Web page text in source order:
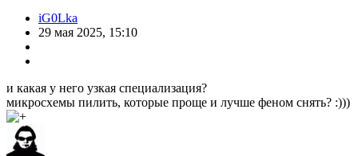
iG0Lka
29 мая 2025, 15:10
и какая у него узкая специализация?
микросхемы пилить, которые проще и лучше феном снять? :)))